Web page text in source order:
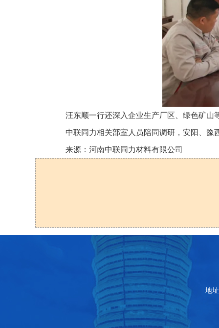
汪东顺一行还深入企业生产厂区、绿色矿山
中联同力相关部室人员陪同调研，安阳、
来源：河南中联同力材料有限公司